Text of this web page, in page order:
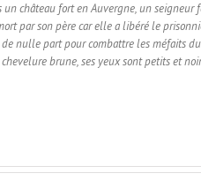
un château fort en Auvergne, un seigneur
par son père car elle a libéré le
nulle part pour combattre les méfaits
brune, ses yeux sont petits et